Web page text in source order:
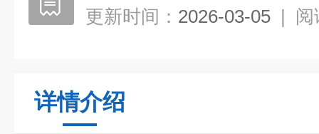
更新时间： 2026-03-05 | 阅
详情介绍